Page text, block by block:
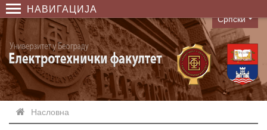
НАВИГАЦИЈА
Language
Српски
Насловна